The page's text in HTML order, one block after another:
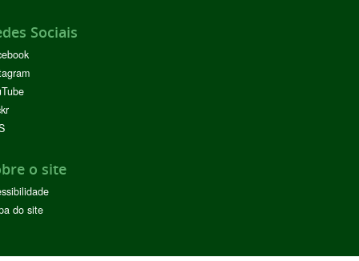
Sociais
o site
do site